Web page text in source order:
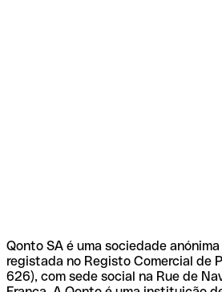
Qonto SA é uma sociedade
registada no Registo Comercial de
626), com sede social na Rue de